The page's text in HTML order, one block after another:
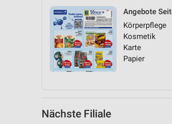
Angebote
Körperpflege
Kosmetik
Karte
Papier
Nächste Filiale